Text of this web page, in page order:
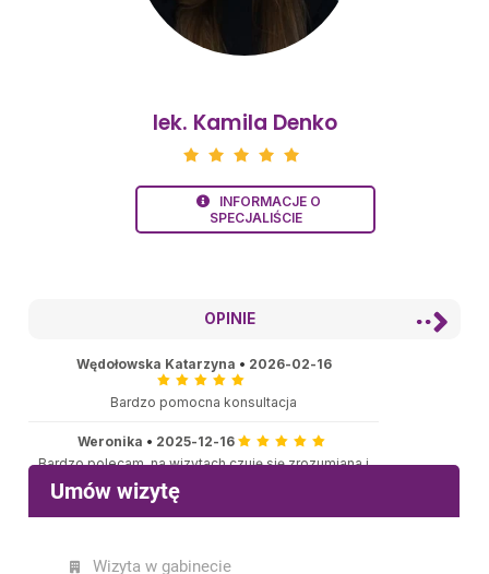
lek. Kamila Denko
INFORMACJE O
SPECJALIŚCIE
OPINIE
Wędołowska Katarzyna • 2026-02-16
Bardzo pomocna konsultacja
Weronika • 2025-12-16
Bardzo polecam, na wizytach czuję się zrozumiana i
bez żadnego stresu mogę powiedzieć co mi dolega.
Ze strony Pani Denko czuć chęć pomocy i dobrą